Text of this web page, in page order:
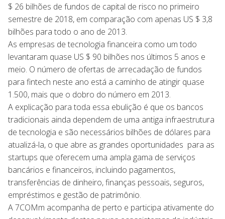
$ 26 bilhões de fundos de capital de risco no primeiro
semestre de 2018, em comparação com apenas US $ 3,8
bilhões para todo o ano de 2013.
As empresas de tecnologia financeira como um todo
levantaram quase US $ 90 bilhões nos últimos 5 anos e
meio. O número de ofertas de arrecadação de fundos
para fintech neste ano está a caminho de atingir quase
1.500, mais que o dobro do número em 2013.
A explicação para toda essa ebulição é que os bancos
tradicionais ainda dependem de uma antiga infraestrutura
de tecnologia e são necessários bilhões de dólares para
atualizá-la, o que abre as grandes oportunidades para as
startups que oferecem uma ampla gama de serviços
bancários e financeiros, incluindo pagamentos,
transferências de dinheiro, finanças pessoais, seguros,
empréstimos e gestão de patrimônio.
A 7COMm acompanha de perto e participa ativamente do